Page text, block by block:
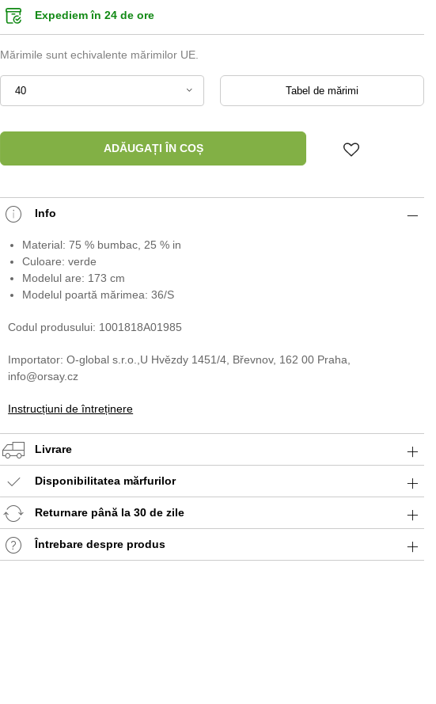
Expediem în 24 de ore
Mărimile sunt echivalente mărimilor UE.
40 Tabel de mărimi
ADĂUGAȚI ÎN COȘ
Info
Material: 75 % bumbac, 25 % in
Culoare: verde
Modelul are: 173 cm
Modelul poartă mărimea: 36/S
Codul produsului: 1001818A01985
Importator: O-global s.r.o.,U Hvězdy 1451/4, Břevnov, 162 00 Praha,
info@orsay.cz
Instrucțiuni de întreținere
Livrare
Disponibilitatea mărfurilor
Returnare până la 30 de zile
Întrebare despre produs